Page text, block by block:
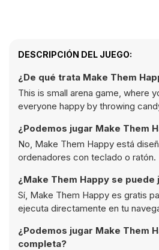
DESCRIPCIÓN DEL JUEGO:
¿De qué trata Make Them
This is small arena game, where
everyone happy by throwing
¿Podemos jugar Make Them
No, Make Them Happy está
ordenadores con teclado o ratón.
¿Make Them Happy se
Sí, Make Them Happy es gratis
ejecuta directamente en tu
¿Podemos jugar Make Them
completa?